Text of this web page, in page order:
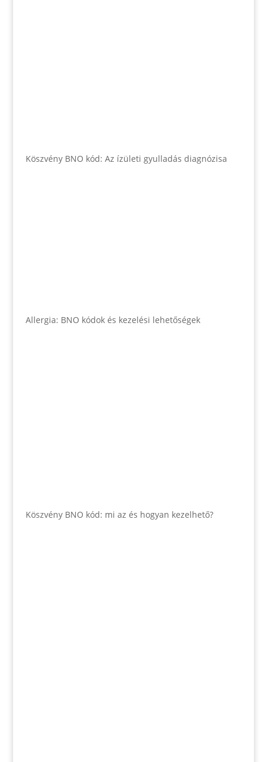
Köszvény BNO kód: Az ízületi gyulladás diagnózisa
Allergia: BNO kódok és kezelési lehetőségek
Köszvény BNO kód: mi az és hogyan kezelhető?